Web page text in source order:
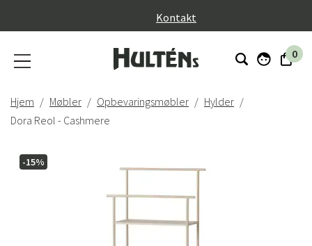
Kontakt
0
Hjem Møbler Opbevaringsmøbler
Hylder
Dora Reol - Cashmere
-15%